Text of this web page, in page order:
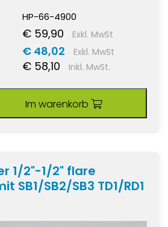
HP-66-4900
€ 59,90 Exkl. MwSt
€ 48,02 Exkl. MwSt
€ 58,10 Inkl. MwSt.
Im warenkorb
1/2"-1/2" flare
SB1/SB2/SB3 TD1/RD1